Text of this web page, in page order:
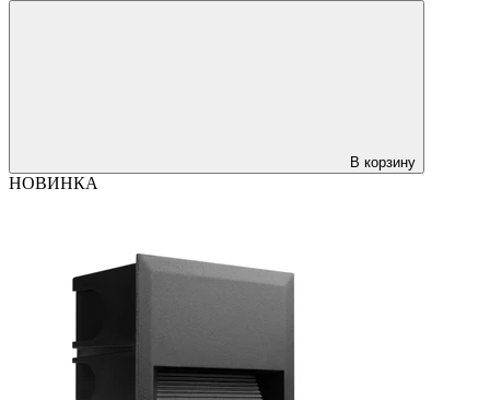
В корзину
НОВИНКА